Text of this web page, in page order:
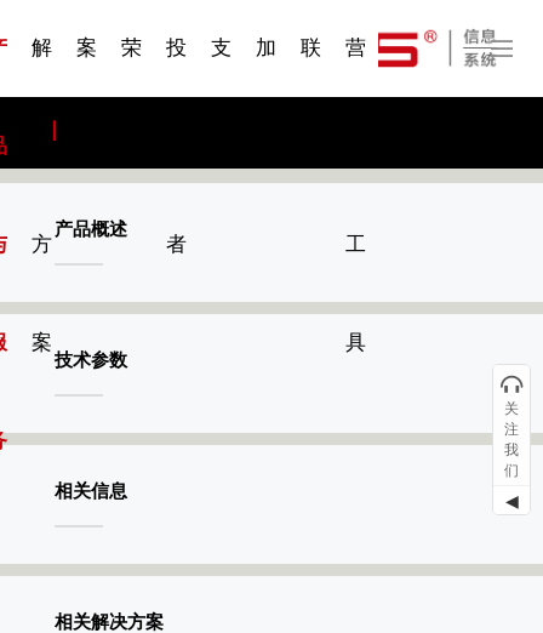
解
方
案
案
荣
投
者
支
加
联
营
工
具
产品概述
技术参数
相关信息
相关解决方案
关
注
我
们
◀